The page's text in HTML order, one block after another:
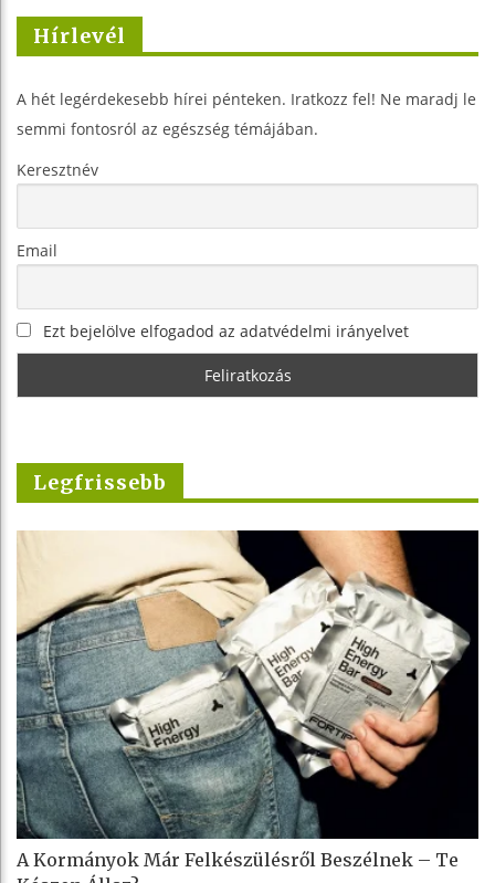
Hírlevél
A hét legérdekesebb hírei pénteken. Iratkozz fel! Ne maradj le
semmi fontosról az egészség témájában.
Keresztnév
Email
Ezt bejelölve elfogadod az adatvédelmi irányelvet
Legfrissebb
A Kormányok Már Felkészülésről Beszélnek – Te